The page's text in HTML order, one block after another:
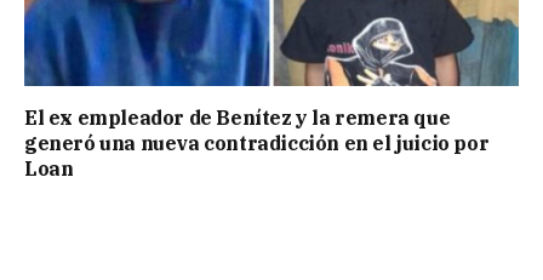
El ex empleador de Benítez y la remera que
generó una nueva contradicción en el juicio por
Loan